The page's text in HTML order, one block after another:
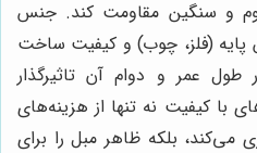
و سنگین مقاومت کند. جنس
پایه (فلز، چوب) و کیفیت ساخت
عمر و دوام آن تاثیرگذار
با کیفیت نه تنها از هزینه‌های
می‌کند، بلکه ظاهر مبل را برای